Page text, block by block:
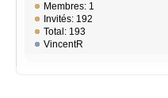
Membres: 1
Invités: 192
Total: 193
VincentR